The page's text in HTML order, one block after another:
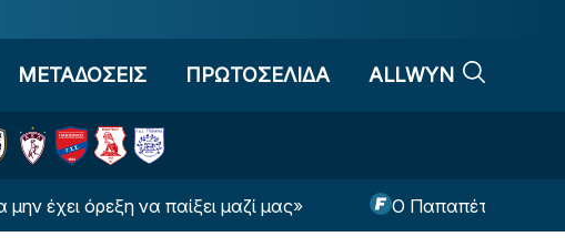
ΜΕΤΑΔΟΣΕΙΣ ΠΡΩΤΟΣΕΛΙΔΑ ALLWYN
να παίξει μαζί μας» Ο Παπαπέτρου θα σφυρίξει